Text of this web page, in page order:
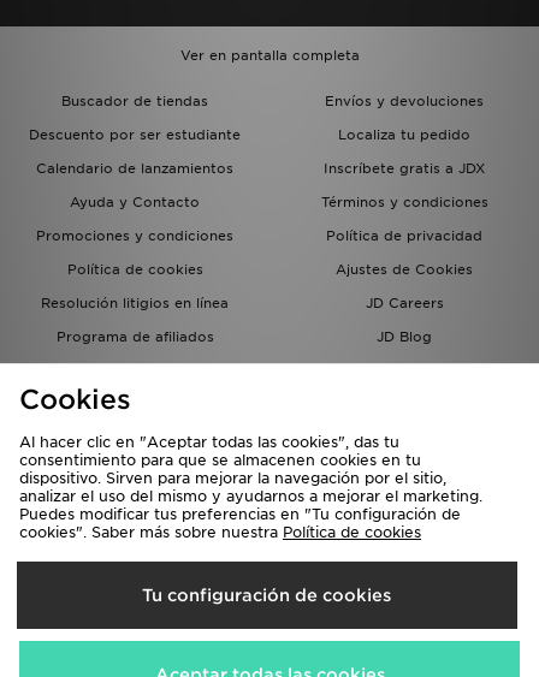
Ver en pantalla completa
Buscador de tiendas
Envíos y devoluciones
Descuento por ser estudiante
Localiza tu pedido
Calendario de lanzamientos
Inscríbete gratis a JDX
Ayuda y Contacto
Términos y condiciones
Promociones y condiciones
Política de privacidad
Política de cookies
Ajustes de Cookies
Resolución litigios en línea
JD Careers
Programa de afiliados
JD Blog
del grupo JD - Whistleblowing
Selecciona País
España
Aceptamos las siguientes formas de pago
Cookies
Al hacer clic en "Aceptar todas las cookies", das tu
consentimiento para que se almacenen cookies en tu
dispositivo. Sirven para mejorar la navegación por el sitio,
analizar el uso del mismo y ayudarnos a mejorar el marketing.
Puedes modificar tus preferencias en "Tu configuración de
cookies". Saber más sobre nuestra Política de cookies
Tu configuración de cookies